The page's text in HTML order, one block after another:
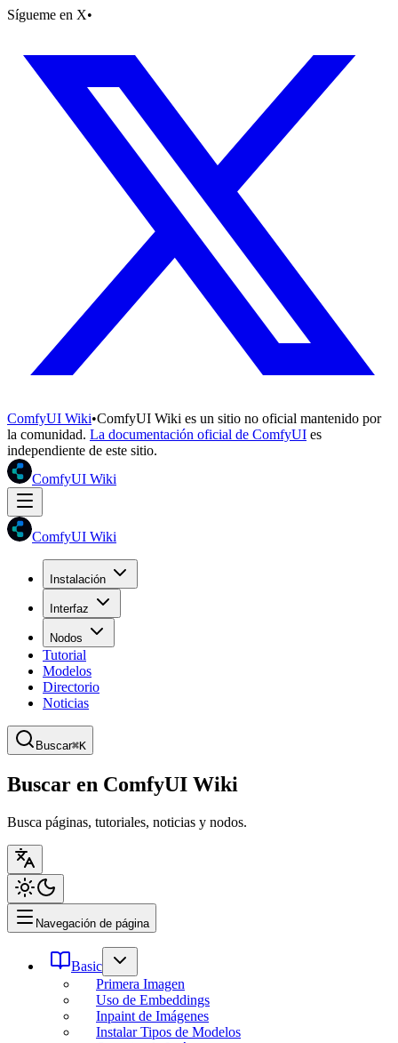
Sígueme en X•
ComfyUI Wiki•ComfyUI Wiki es un sitio no oficial mantenido por
la comunidad. La documentación oficial de ComfyUI es
independiente de este sitio.
ComfyUI Wiki
ComfyUI Wiki
Instalación
Interfaz
Nodos
Tutorial
Modelos
Directorio
Noticias
Buscar⌘K
Buscar en ComfyUI Wiki
Busca páginas, tutoriales, noticias y nodos.
Navegación de página
Basic
Primera Imagen
Uso de Embeddings
Inpaint de Imágenes
Instalar Tipos de Modelos